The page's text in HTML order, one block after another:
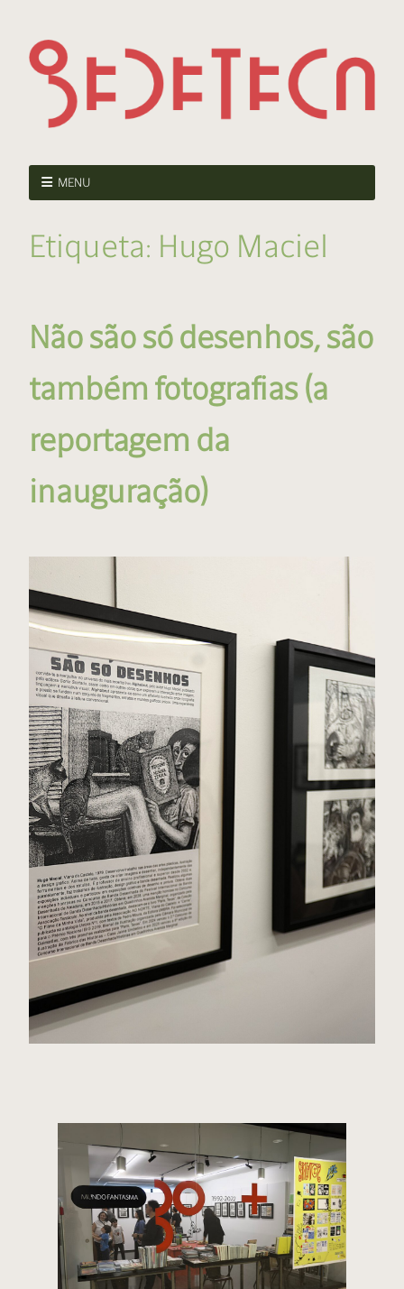
MENU
Etiqueta: Hugo Maciel
Não são só desenhos, são
também fotografias (a
reportagem da
inauguração)